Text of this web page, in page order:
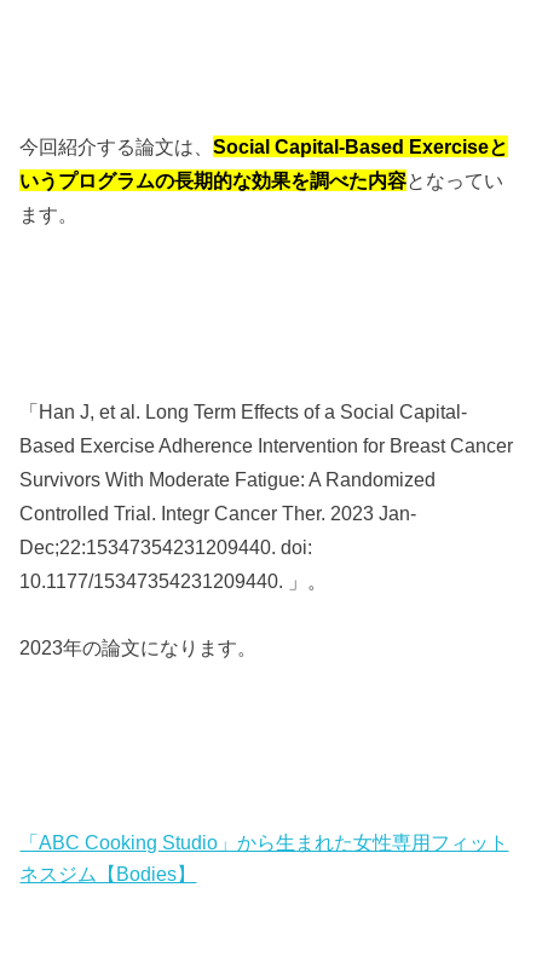
今回紹介する論文は、Social Capital-Based Exerciseと
いうプログラムの長期的な効果を調べた内容となってい
ます。
「Han J, et al. Long Term Effects of a Social Capital-
Based Exercise Adherence Intervention for Breast Cancer
Survivors With Moderate Fatigue: A Randomized
Controlled Trial. Integr Cancer Ther. 2023 Jan-
Dec;22:15347354231209440. doi:
10.1177/15347354231209440. 」。
2023年の論文になります。
「ABC Cooking Studio」から生まれた女性専用フィット
ネスジム【Bodies】